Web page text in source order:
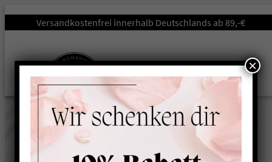
Versandkostenfrei innerhalb Deutschlands ab 89,-€
×